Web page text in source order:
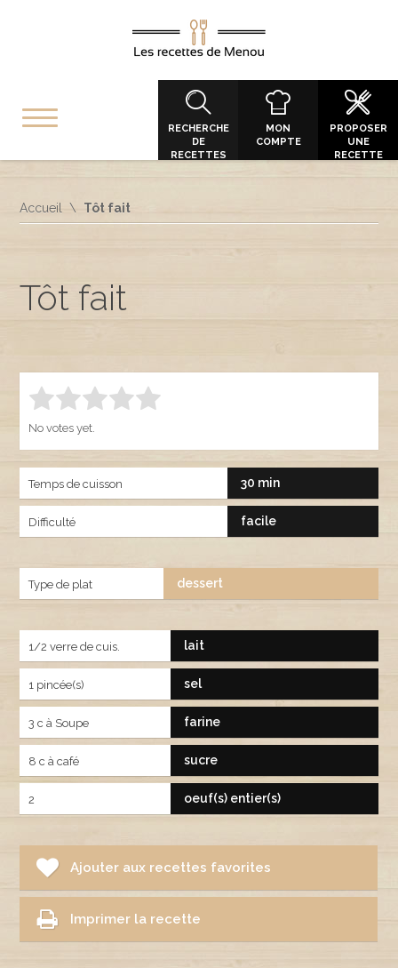
RECHERCHE
DE
RECETTES
MON
COMPTE
PROPOSER
UNE
RECETTE
Accueil Tôt fait
Tôt fait
Rate this item: 1.00 SUBMIT RATING
No votes yet.
Temps de cuisson 30 min
Difficulté facile
Type de plat dessert
1/2 verre de cuis. lait
1 pincée(s) sel
3 c à Soupe farine
8 c à café sucre
2 oeuf(s) entier(s)
Ajouter aux recettes favorites
Imprimer la recette